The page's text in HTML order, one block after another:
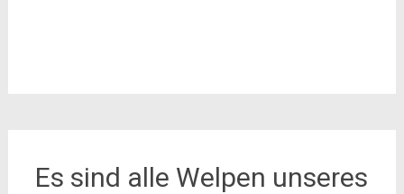
Es sind alle Welpen unseres